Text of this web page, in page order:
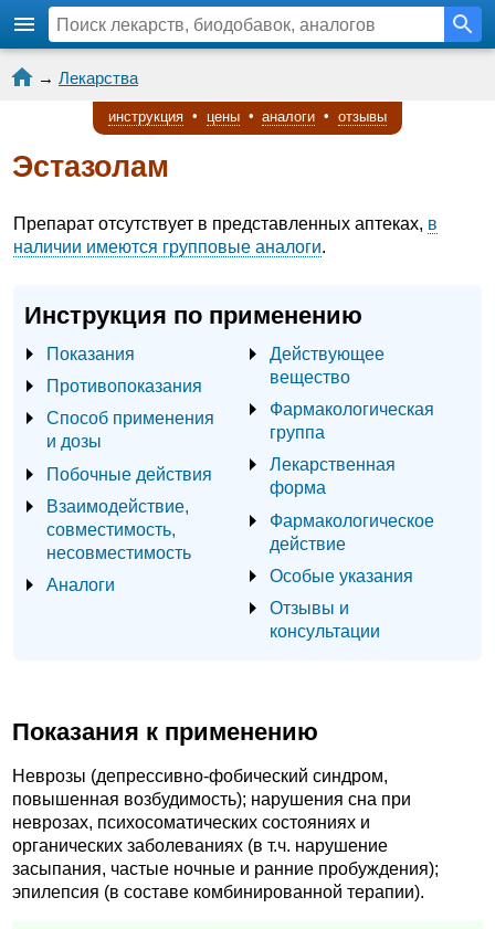
→ Лекарства
инструкция • цены • аналоги • отзывы
Эстазолам
Препарат отсутствует в представленных аптеках, в
наличии имеются групповые аналоги.
Инструкция по применению
Показания
Противопоказания
Способ применения
и дозы
Побочные действия
Взаимодействие,
совместимость,
несовместимость
Аналоги
Действующее
вещество
Фармакологическая
группа
Лекарственная
форма
Фармакологическое
действие
Особые указания
Отзывы и
консультации
Показания к применению
Неврозы (депрессивно-фобический синдром,
повышенная возбудимость); нарушения сна при
неврозах, психосоматических состояниях и
органических заболеваниях (в т.ч. нарушение
засыпания, частые ночные и ранние пробуждения);
эпилепсия (в составе комбинированной терапии).